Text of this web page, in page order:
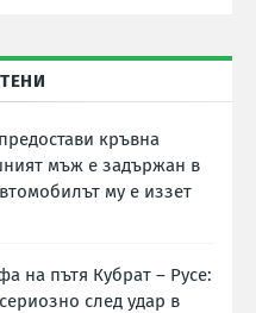
кръвна
мъж е задържан в
му е иззет
на пътя Кубрат – Русе:
след удар в